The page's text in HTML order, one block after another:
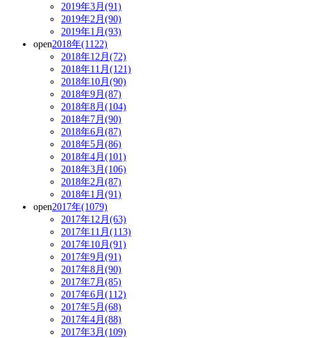
2019年3月(91)
2019年2月(90)
2019年1月(93)
open2018年(1122)
2018年12月(72)
2018年11月(121)
2018年10月(90)
2018年9月(87)
2018年8月(104)
2018年7月(90)
2018年6月(87)
2018年5月(86)
2018年4月(101)
2018年3月(106)
2018年2月(87)
2018年1月(91)
open2017年(1079)
2017年12月(63)
2017年11月(113)
2017年10月(91)
2017年9月(91)
2017年8月(90)
2017年7月(85)
2017年6月(112)
2017年5月(68)
2017年4月(88)
2017年3月(109)